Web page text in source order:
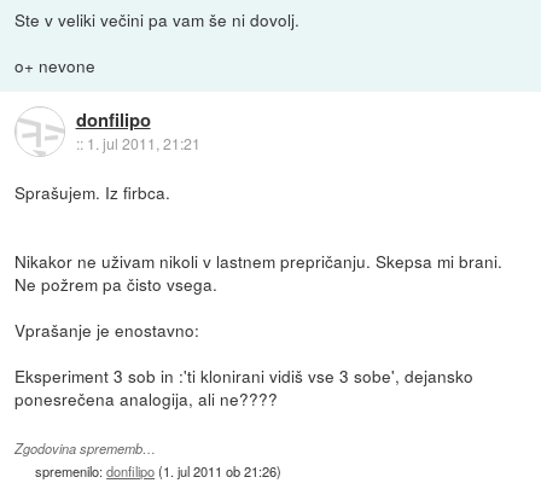
Ste v veliki večini pa vam še ni dovolj.
o+ nevone
donfilipo
:: 1. jul 2011, 21:21
Sprašujem. Iz firbca.
Nikakor ne uživam nikoli v lastnem prepričanju. Skepsa mi brani.
Ne požrem pa čisto vsega.
Vprašanje je enostavno:
Eksperiment 3 sob in :'ti klonirani vidiš vse 3 sobe', dejansko
ponesrečena analogija, ali ne????
Zgodovina sprememb…
spremenilo:donfilipo(1. jul 2011 ob 21:26)